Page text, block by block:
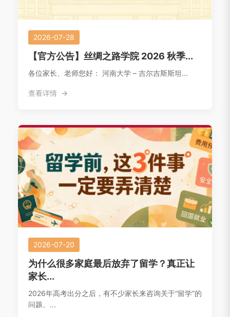
2026-07-28
【官方公告】丝绸之路学院 2026 秋季...
各位家长、老师您好： 河南大学 – 吉尔吉斯斯坦...
查看详情
2026-07-20
为什么很多家庭最后放弃了留学？真正让
家长...
2026年高考出分之后，有不少家长来咨询关于“留学”的
问题。...